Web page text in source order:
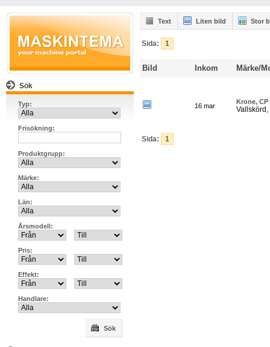
Sök
Typ:
Frisökning:
Produktgrupp:
Märke:
Län:
Årsmodell:
Pris:
Effekt:
Handlare:
Sök
Text Liten bild Stor
Sida: 1
Bild Inkom Märke/
16 mar
Krone, CP
Sida: 1